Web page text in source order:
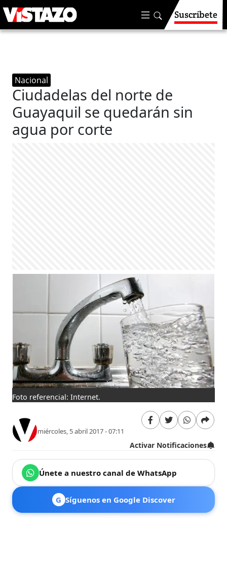
Suscríbete
Nacional
Ciudadelas del norte de
Guayaquil se quedarán sin
agua por corte
Foto referencial: Internet.
miércoles, 5 abril 2017 - 07:11
Activar Notificaciones
Únete a nuestro canal de WhatsApp
G Síguenos en Google Discover